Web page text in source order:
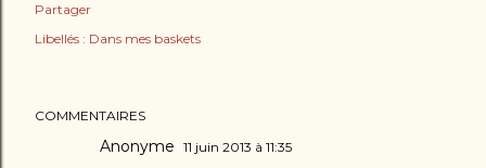
Partager
Libellés : Dans mes baskets
COMMENTAIRES
Anonyme 11 juin 2013 à 11:35